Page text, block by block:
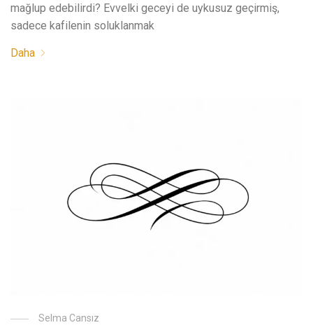
mağlup edebilirdi? Evvelki geceyi de uykusuz geçirmiş,
sadece kafilenin soluklanmak
Daha
Selma Cansız